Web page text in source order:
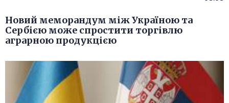
Новий меморандум між Україною та
Сербією може спростити торгівлю
аграрною продукцією